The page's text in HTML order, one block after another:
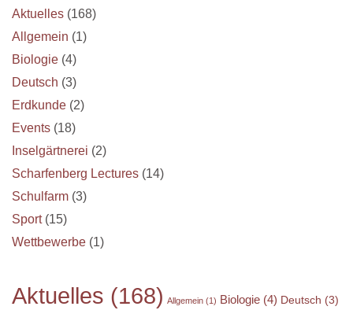
Aktuelles (168)
Allgemein (1)
Biologie (4)
Deutsch (3)
Erdkunde (2)
Events (18)
Inselgärtnerei (2)
Scharfenberg Lectures (14)
Schulfarm (3)
Sport(15)
Wettbewerbe (1)
Aktuelles (168) Allgemein (1) Biologie (4) Deutsch (3)